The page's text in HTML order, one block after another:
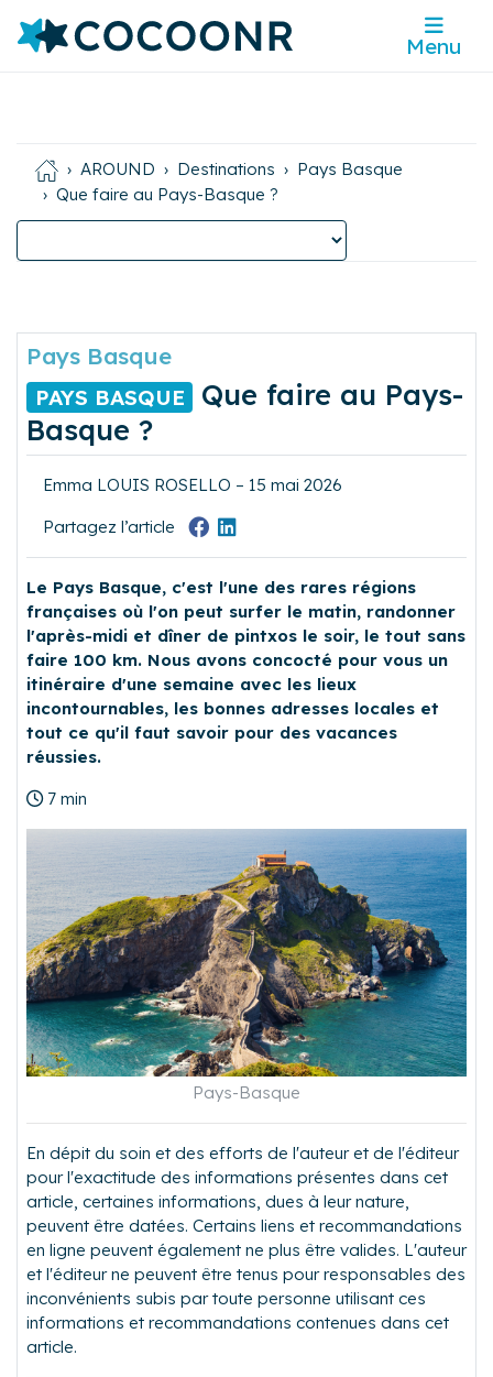
Menu
AROUND Destinations
Pays Basque
Que faire au Pays-Basque ?
Pays Basque
PAYS BASQUE
Que faire au Pays-
Basque ?
Emma LOUIS ROSELLO – 15 mai 2026
Partagez l’article
Le Pays Basque, c'est l'une des rares régions
françaises où l'on peut surfer le matin, randonner
l'après-midi et dîner de pintxos le soir, le tout sans
faire 100 km. Nous avons concocté pour vous un
itinéraire d'une semaine avec les lieux
incontournables, les bonnes adresses locales et
tout ce qu'il faut savoir pour des vacances
réussies.
7 min
Pays-Basque
En dépit du soin et des efforts de l'auteur et de l'éditeur
pour l'exactitude des informations présentes dans cet
article, certaines informations, dues à leur nature,
peuvent être datées. Certains liens et recommandations
en ligne peuvent également ne plus être valides. L'auteur
et l'éditeur ne peuvent être tenus pour responsables des
inconvénients subis par toute personne utilisant ces
informations et recommandations contenues dans cet
article.